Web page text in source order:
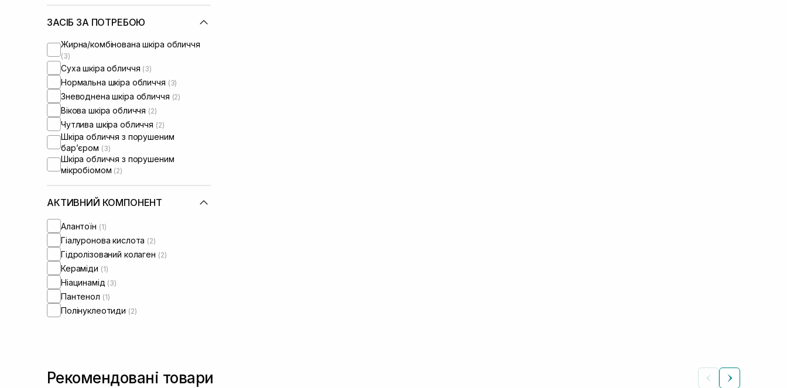
UIQ(+3)
Usolab (+13)
ЗАСІБ ЗА ПОТРЕБОЮ
Жирна/комбінована шкіра обличчя
(3)
Суха шкіра обличчя (3)
Нормальна шкіра обличчя (3)
Зневоднена шкіра обличчя (2)
Вікова шкіра обличчя (2)
Чутлива шкіра обличчя (2)
Шкіра обличчя з порушеним
барʼєром (3)
Шкіра обличчя з порушеним
мікробіомом (2)
АКТИВНИЙ КОМПОНЕНТ
Алантоїн (1)
Гіалуронова кислота (2)
Гідролізований колаген (2)
Кераміди (1)
Ніацинамід (3)
Пантенол (1)
Полінуклеотиди (2)
Рекомендовані товари